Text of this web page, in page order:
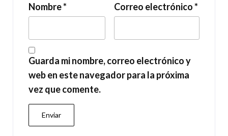
Nombre* Correo electrónico*
Guarda mi nombre, correo electrónico y
web en este navegador para la próxima
vez que comente.